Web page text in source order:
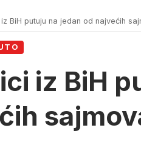
BiH putuju na jedan od najvećih
iz BiH